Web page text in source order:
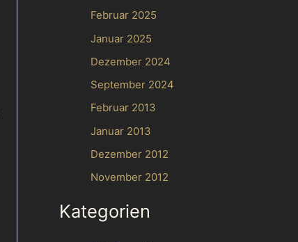
Februar 2025
Januar 2025
Dezember 2024
September 2024
Februar 2013
Januar 2013
Dezember 2012
November 2012
Kategorien